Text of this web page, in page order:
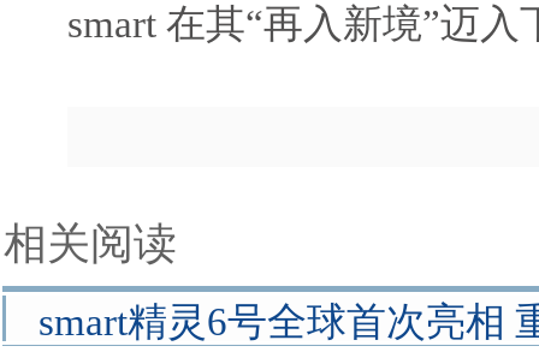
smart 在其“再入新境”迈
相关阅读
smart精灵6号全球首次亮相